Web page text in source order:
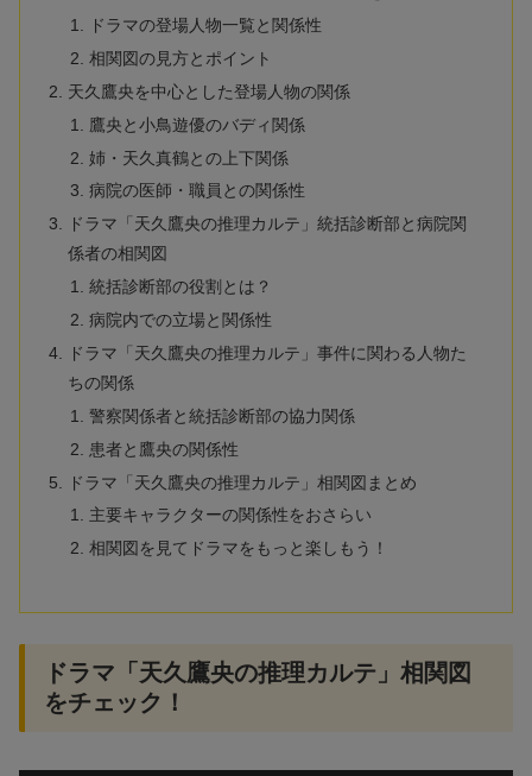
ドラマの登場人物一覧と関係性
相関図の見方とポイント
天久鷹央を中心とした登場人物の関係
鷹央と小鳥遊優のバディ関係
姉・天久真鶴との上下関係
病院の医師・職員との関係性
ドラマ「天久鷹央の推理カルテ」統括診断部と病院関
係者の相関図
統括診断部の役割とは？
病院内での立場と関係性
ドラマ「天久鷹央の推理カルテ」事件に関わる人物た
ちの関係
警察関係者と統括診断部の協力関係
患者と鷹央の関係性
ドラマ「天久鷹央の推理カルテ」相関図まとめ
主要キャラクターの関係性をおさらい
相関図を見てドラマをもっと楽しもう！
ドラマ「天久鷹央の推理カルテ」相関図
をチェック！